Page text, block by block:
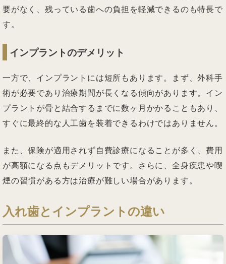
要がなく、残っている歯への負担を軽減できるのも特長で
す。
インプラントのデメリット
一方で、インプラントには短所もあります。まず、外科手
術が必要であり治療期間が長くなる傾向があります。イン
プラントが骨と結合するまでに数ヶ月かかることもあり、
すぐに最終的な人工歯を装着できるわけではありません。
また、保険が適用されず自費診療になることが多く、費用
が高額になる点もデメリットです。さらに、全身疾患や喫
煙の習慣がある方は治療が難しい場合があります。
入れ歯とインプラントの違い